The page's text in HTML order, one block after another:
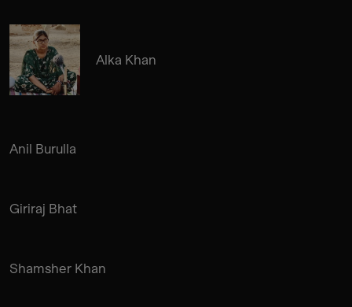
Alka Khan
Anil Burulla
Giriraj Bhat
Shamsher Khan